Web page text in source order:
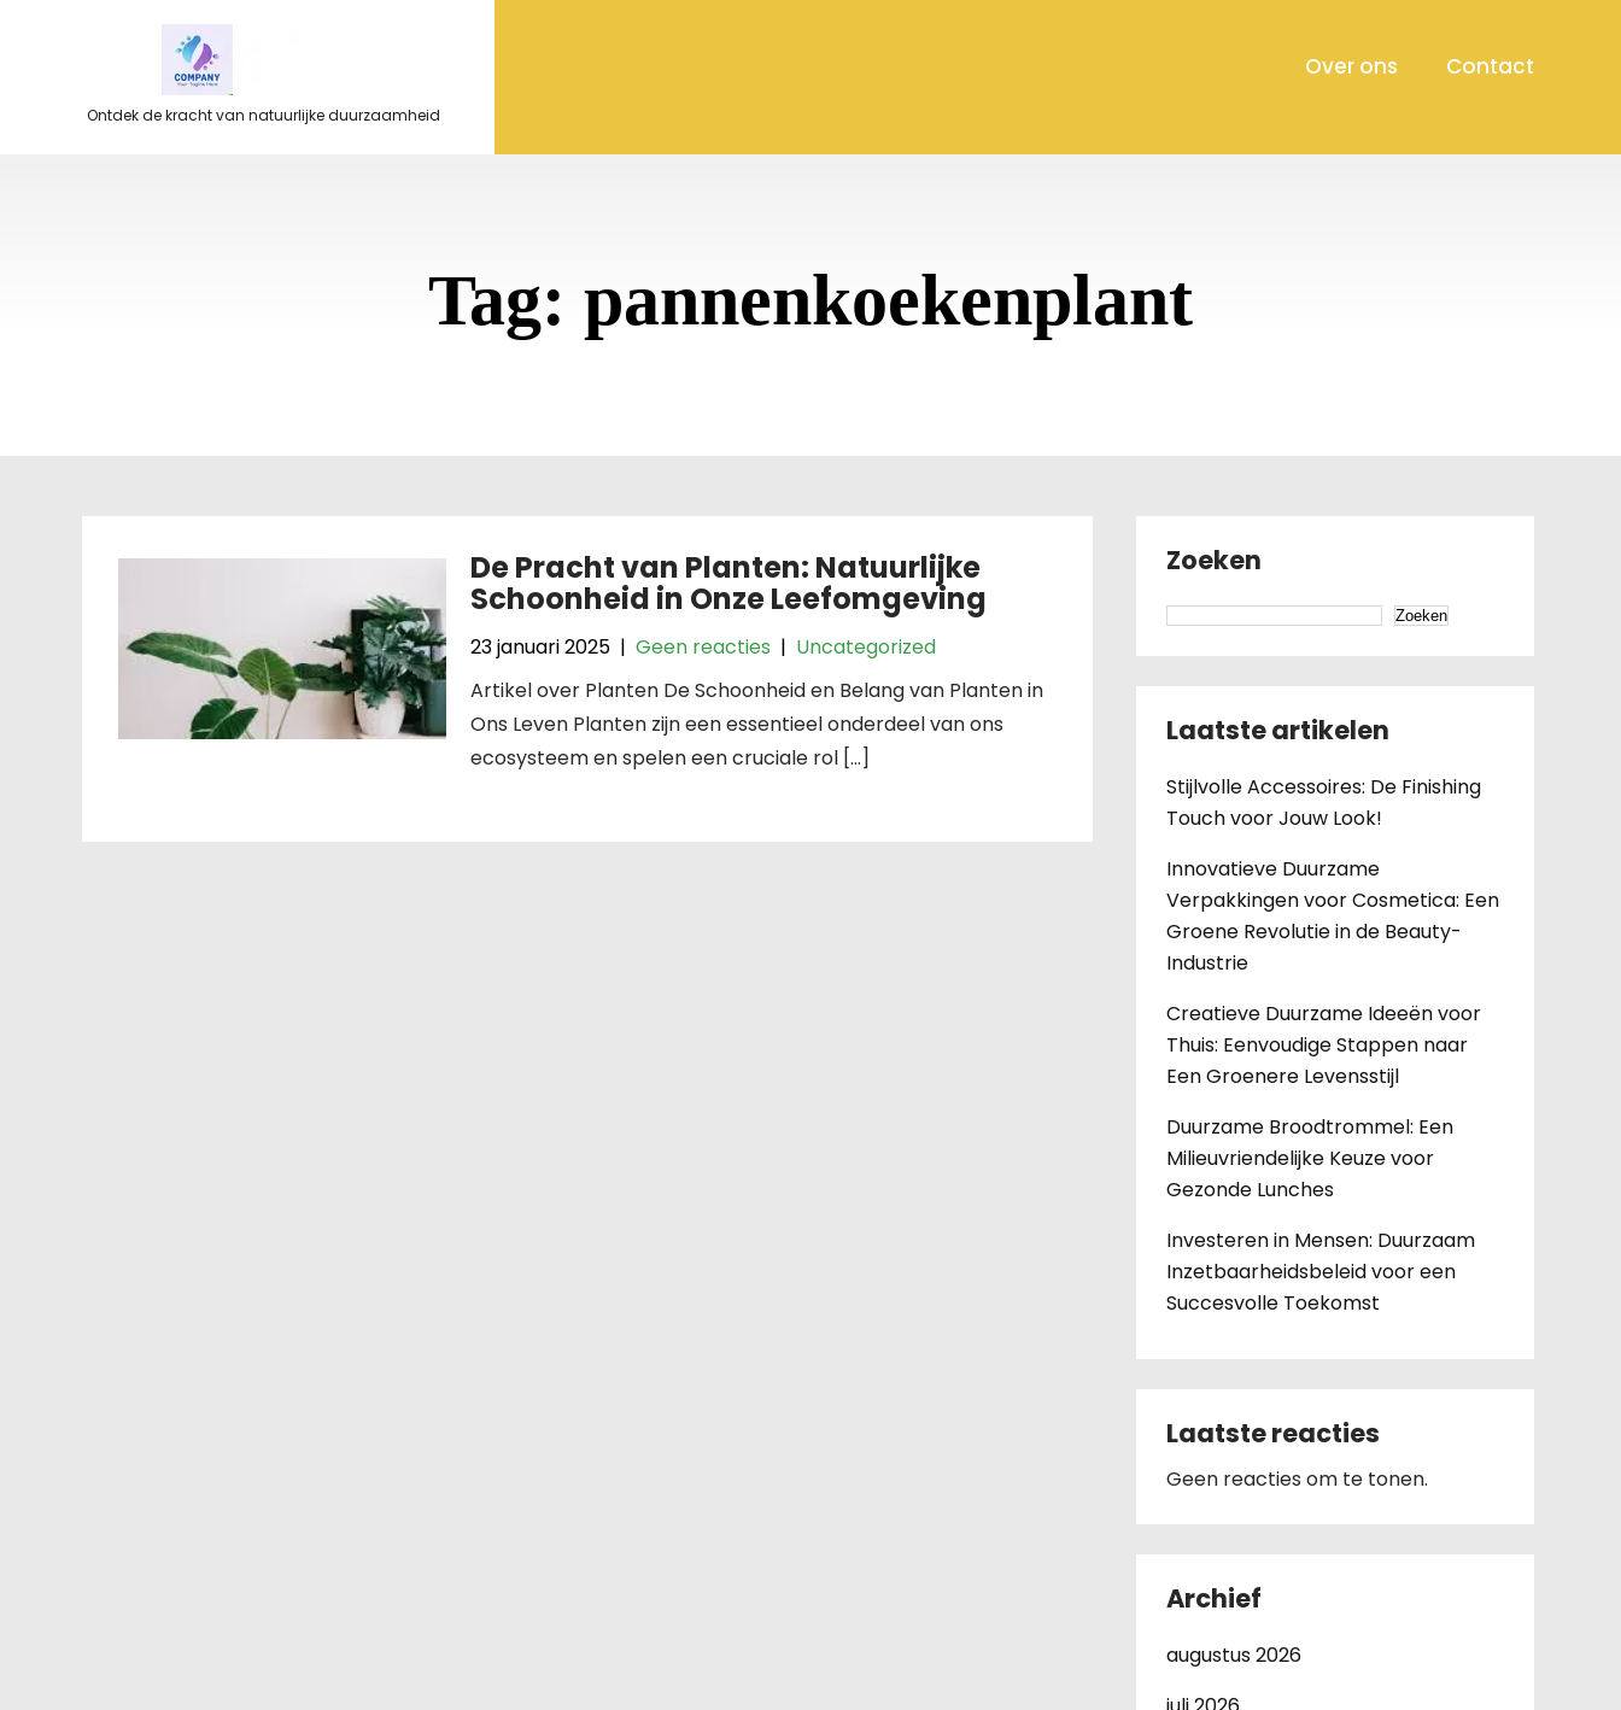
Ontdek de kracht van natuurlijke duurzaamheid
Over ons Contact
Tag: pannenkoekenplant
De Pracht van Planten: Natuurlijke
Schoonheid in Onze Leefomgeving
23 januari 2025 |Geen reacties | Uncategorized
Artikel over Planten De Schoonheid en Belang van Planten in
Ons Leven Planten zijn een essentieel onderdeel van ons
ecosysteem en spelen een cruciale rol […]
Zoeken
Zoeken
Laatste artikelen
Stijlvolle Accessoires: De Finishing
Touch voor Jouw Look!
Innovatieve Duurzame
Verpakkingen voor Cosmetica: Een
Groene Revolutie in de Beauty-
Industrie
Creatieve Duurzame Ideeën voor
Thuis: Eenvoudige Stappen naar
Een Groenere Levensstijl
Duurzame Broodtrommel: Een
Milieuvriendelijke Keuze voor
Gezonde Lunches
Investeren in Mensen: Duurzaam
Inzetbaarheidsbeleid voor een
Succesvolle Toekomst
Laatste reacties
Geen reacties om te tonen.
Archief
augustus 2026